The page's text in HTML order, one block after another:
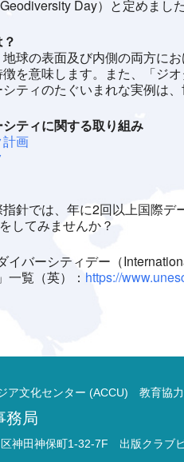
Day）と定めました
球の表面及び内側の両方に
を意味します。また、「ジ
ティのたぐいまれな実例は
ティに関する取り組み
画
針では、年に2回以上国際
してみませんか？
イバーシティデー（
一覧（英）： https://
ア文化センター (ACCU) 教育協
務局
神田神保町1-32-7F 出版クラブ